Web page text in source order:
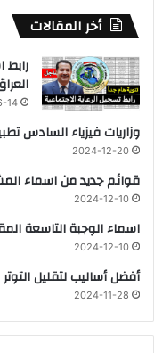
أخر المقالات
14
وزاريات فيزياء السادس
2024-12-20
قوائم جديد من اسماء
2024-12-10
اسماء الوجبة التاسعة
2024-12-10
أفضل أساليب لتقليل
2024-11-28